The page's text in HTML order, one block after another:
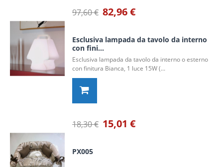
97,60 € 82,96 €
Esclusiva lampada da tavolo da interno
con fini...
Esclusiva lampada da tavolo da interno o esterno
con finitura Bianca, 1 luce 15W (...
18,30 € 15,01 €
PX005